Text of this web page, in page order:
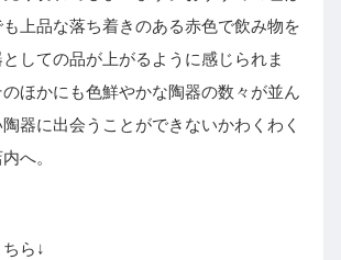
上品な落ち着きのある赤色で飲み物を
しての品が上がるように感じられま
ほかにも色鮮やかな陶器の数々が並ん
器に出会うことができないかわくわく
へ。
ら↓